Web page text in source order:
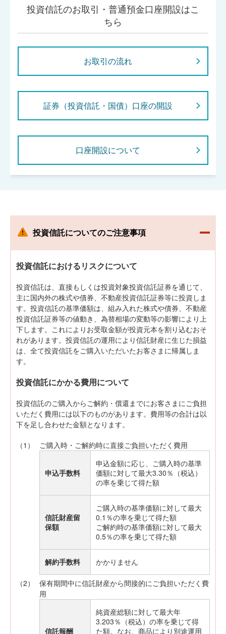
投資信託のお取引・普通預金口座開設はこ
ちら
お取引の流れ
証券（投資信託・国債）口座の開設
口座開設について
投資信託についてのご注意事項
投資信託におけるリスクについて
投資信託は、直接もしくは投資対象投資信託証券を通じて、
主に国内外の株式や債券、不動産投資信託証券等に投資しま
す。投資信託の基準価額は、組み入れた株式や債券、不動産
投資信託証券等の値動き、為替相場の変動等の影響により上
下します。これによりお受取金額が投資元本を割り込むおそ
れがあります。投資信託の運用により信託財産に生じた損益
は、全て投資信託をご購入いただいたお客さまに帰属しま
す。
投資信託にかかる費用について
投資信託のご購入からご解約・償還までにお客さまにご負担
いただく費用には以下のものがあります。費用等の合計は以
下を足し合わせた金額となります。
（1） ご購入時・ご解約時に直接ご負担いただく費用
申込手数料
申込金額に応じ、ご購入時の基準
価額に対して最大3.30％（税込）
の率を乗じて得た額
信託財産留
保額
ご購入時の基準価額に対して最大
0.1％の率を乗じて得た額
ご解約時の基準価額に対して最大
0.5％の率を乗じて得た額
解約手数料 かかりません
（2）
保有期間中に信託財産から間接的にご負担いただく費
用
信託報酬
純資産総額に対して最大年
3.203％（税込）の率を乗じて得
た額。なお、商品により別途運用